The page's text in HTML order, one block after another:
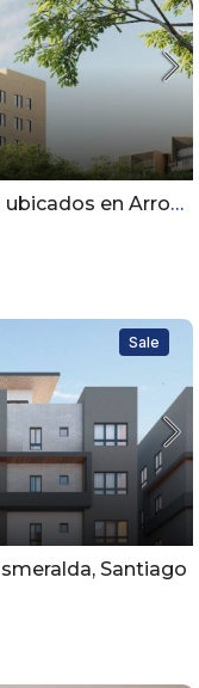
Abajo, Santiago de los Caballeros
Sale
Santiago